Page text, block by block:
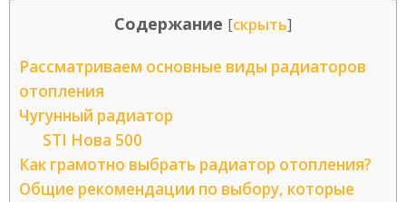
Содержание [скрыть]
Рассматриваем основные виды радиаторов
отопления
Чугунный радиатор
STI Нова 500
Как грамотно выбрать радиатор отопления?
Общие рекомендации по выбору, которые